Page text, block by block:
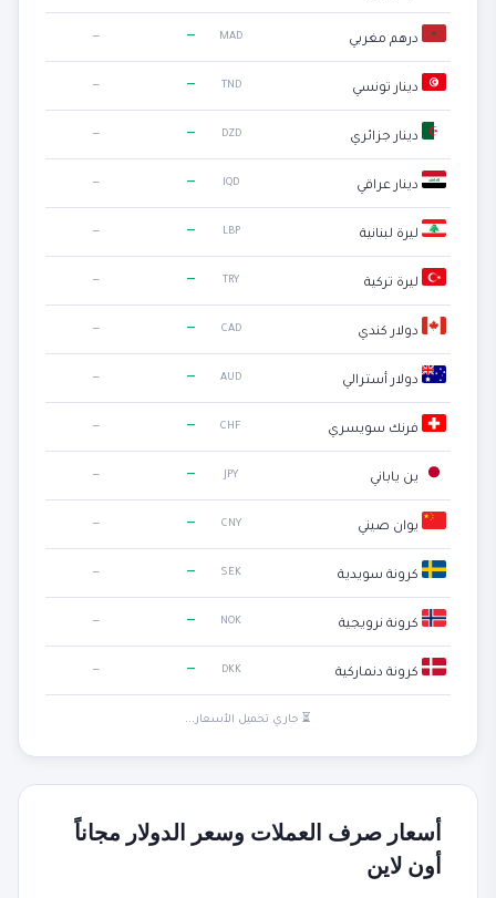
درهم مغربي MAD
—
—
دينار تونسي TND
—
—
دينار جزائري DZD
—
—
دينار عراقي IQD
—
—
ليرة لبنانية LBP
—
—
ليرة تركية TRY
—
—
دولار كندي CAD
—
—
دولار أسترالي AUD
—
—
فرنك سويسري CHF
—
—
ين ياباني JPY
—
—
يوان صيني CNY
—
—
كرونة سويدية SEK
—
—
كرونة نرويجية NOK
—
—
كرونة دنماركية DKK
—
—
⏳ جاري تحميل الأسعار...
أسعار صرف العملات وسعر الدولار مجاناً
أون لاين